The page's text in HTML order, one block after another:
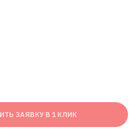
ЗАЯВКУ В 1 КЛИК